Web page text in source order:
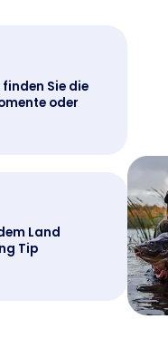
Sie die
oder
Land
Tip